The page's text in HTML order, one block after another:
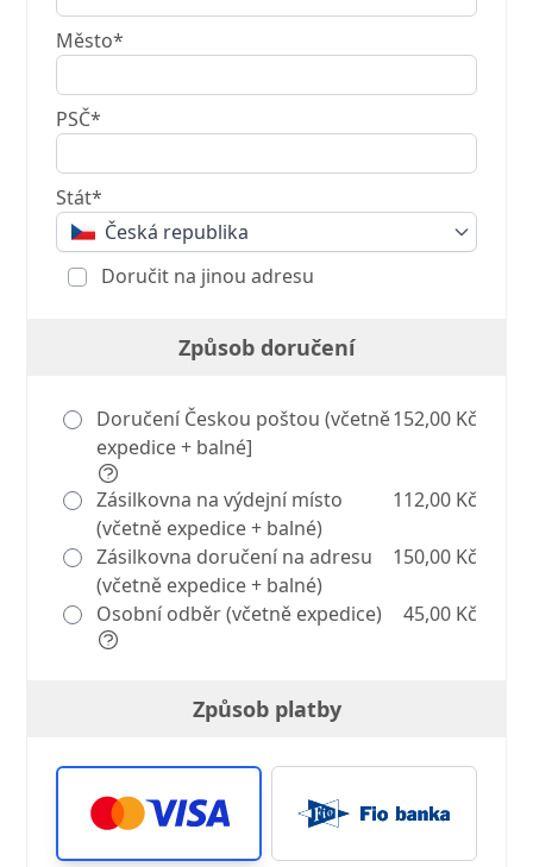
Město*
PSČ*
Stát*
Česká republika
Doručit na jinou adresu
Způsob doručení
Doručení Českou poštou (včetně
expedice + balné]
152,00 Kč
Zásilkovna na výdejní místo
(včetně expedice + balné)
112,00 Kč
Zásilkovna doručení na adresu
(včetně expedice + balné)
150,00 Kč
Osobní odběr (včetně expedice) 45,00 Kč
Způsob platby